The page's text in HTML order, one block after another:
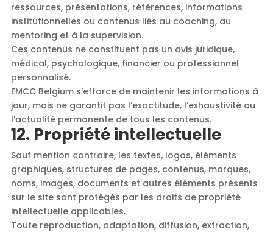
ressources, présentations, références, informations
institutionnelles ou contenus liés au coaching, au
mentoring et à la supervision.
Ces contenus ne constituent pas un avis juridique,
médical, psychologique, financier ou professionnel
personnalisé.
EMCC Belgium s’efforce de maintenir les informations à
jour, mais ne garantit pas l’exactitude, l’exhaustivité ou
l’actualité permanente de tous les contenus.
12. Propriété intellectuelle
Sauf mention contraire, les textes, logos, éléments
graphiques, structures de pages, contenus, marques,
noms, images, documents et autres éléments présents
sur le site sont protégés par les droits de propriété
intellectuelle applicables.
Toute reproduction, adaptation, diffusion, extraction,